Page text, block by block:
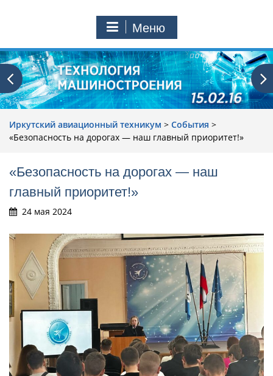
Меню
Иркутский авиационный техникум > События >
«Безопасность на дорогах — наш главный приоритет!»
«Безопасность на дорогах — наш
главный приоритет!»
24 мая 2024